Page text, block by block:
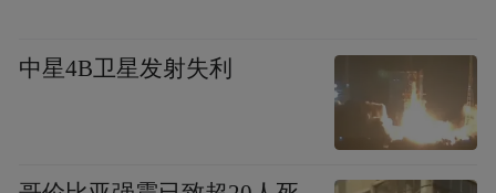
52.37%。其中，市场、学术推广及咨询费为
34.88亿元，占比94.68%。而在上半年，步长
制药的研发费用仅为1.73亿元。这种对比，
很容易让外界产生“企业轻研发”的联想。
中星4B卫星发射失利